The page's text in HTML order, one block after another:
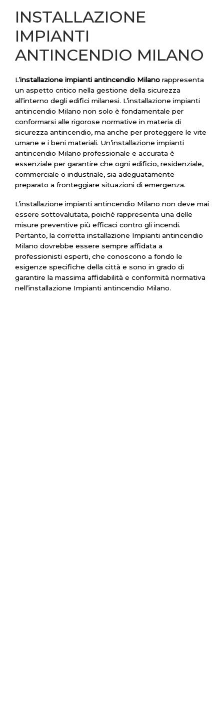
INSTALLAZIONE
IMPIANTI
ANTINCENDIO MILANO
L’installazione impianti antincendio Milano rappresenta
un aspetto critico nella gestione della sicurezza
all’interno degli edifici milanesi. L’installazione impianti
antincendio Milano non solo è fondamentale per
conformarsi alle rigorose normative in materia di
sicurezza antincendio, ma anche per proteggere le vite
umane e i beni materiali. Un’installazione impianti
antincendio Milano professionale e accurata è
essenziale per garantire che ogni edificio, residenziale,
commerciale o industriale, sia adeguatamente
preparato a fronteggiare situazioni di emergenza.
L’installazione impianti antincendio Milano non deve mai
essere sottovalutata, poiché rappresenta una delle
misure preventive più efficaci contro gli incendi.
Pertanto, la corretta installazione Impianti antincendio
Milano dovrebbe essere sempre affidata a
professionisti esperti, che conoscono a fondo le
esigenze specifiche della città e sono in grado di
garantire la massima affidabilità e conformità normativa
nell’installazione Impianti antincendio Milano.